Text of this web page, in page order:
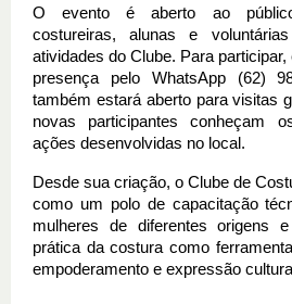
O evento é aberto ao
costureiras, alunas e
atividades do Clube. Para
presença pelo WhatsApp (62)
também estará aberto para visitas
novas participantes conheçam
ações desenvolvidas no local.
Desde sua criação, o Clube de
como um polo de capacitação
mulheres de diferentes origens
prática da costura como
empoderamento e expressão